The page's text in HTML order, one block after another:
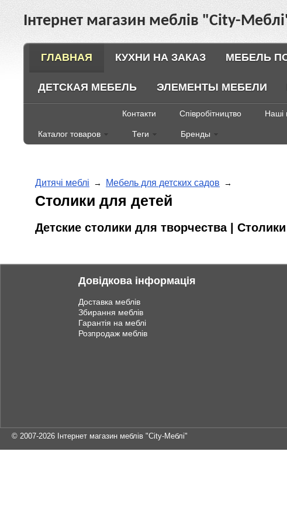
Інтернет магазин меблів "City-
ГЛАВНАЯ КУХНИ НА ЗАКАЗ МЕБЕЛЬ
ДЕТСКАЯ МЕБЕЛЬ ЭЛЕМЕНТЫ МЕБЕЛИ
Контакти Співробітництво Наші
Каталог товаров Теги Бренды
Дитячі меблі → Мебель для детских садов →
Столики для детей
Детские столики для творчества |
Довідкова інформація
Доставка меблів
Збирання меблів
Гарантія на меблі
Розпродаж меблів
© 2007-2026 Інтернет магазин меблів "City-Меблі"